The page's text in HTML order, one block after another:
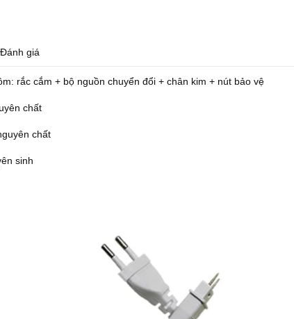
Đánh giá
rắc cắm + bộ nguồn chuyển đổi + chân kim + nút bảo vệ
chất
chất
sinh